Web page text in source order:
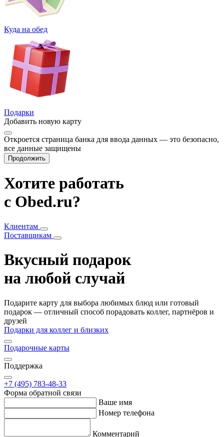
Куда на обед
Подарки
Добавить новую карту
Откроется страница банка для ввода данных — это безопасно,
все данные защищены
Продолжить
Хотите работать
с Obed.ru?
Клиентам
Поставщикам
Вкусный подарок
на любой случай
Подарите карту для выбора любимых блюд или готовый
подарок — отличный способ порадовать коллег, партнёров и
друзей
Подарки для коллег и близких
Подарочные карты
Поддержка
+7 (495) 783-48-33
Форма обратной связи
Ваше имя
Номер телефона
Комментарий